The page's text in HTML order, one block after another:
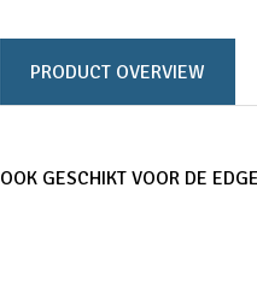
PRODUCT OVERVIEW
OOK GESCHIKT VOOR DE